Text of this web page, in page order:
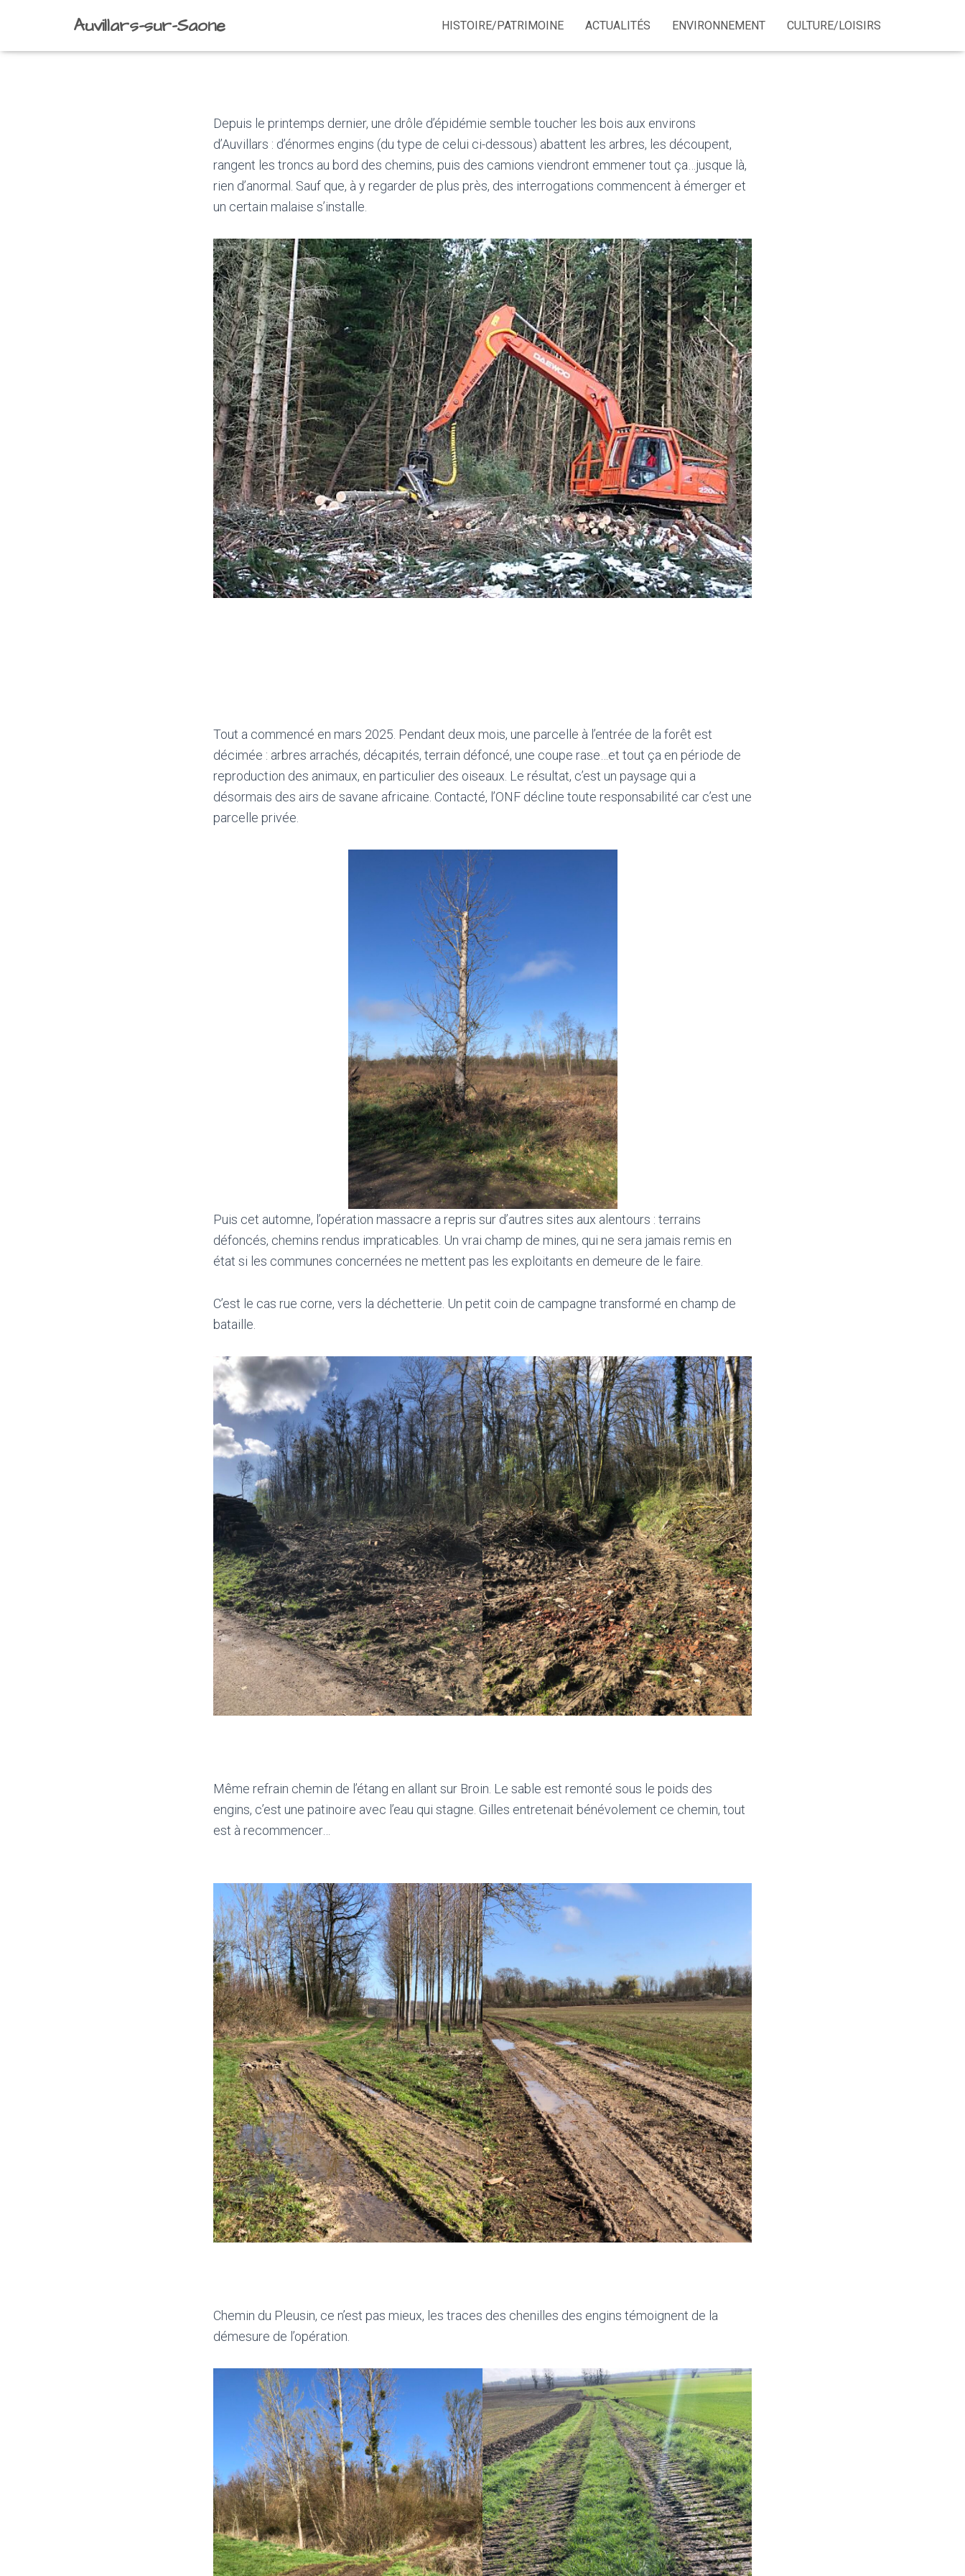
Auvillars-sur-Saone HISTOIRE/PATRIMOINE ACTUALITÉS ENVIRONNEMENT CULTURE/LOISIRS
Depuis le printemps dernier, une drôle d’épidémie semble toucher les bois aux environs
d’Auvillars : d’énormes engins (du type de celui ci-dessous) abattent les arbres, les découpent,
rangent les troncs au bord des chemins, puis des camions viendront emmener tout ça…jusque là,
rien d’anormal. Sauf que, à y regarder de plus près, des interrogations commencent à émerger et
un certain malaise s’installe.
Tout a commencé en mars 2025. Pendant deux mois, une parcelle à l’entrée de la forêt est
décimée : arbres arrachés, décapités, terrain défoncé, une coupe rase…et tout ça en période de
reproduction des animaux, en particulier des oiseaux. Le résultat, c’est un paysage qui a
désormais des airs de savane africaine. Contacté, l’ONF décline toute responsabilité car c’est une
parcelle privée.
Puis cet automne, l’opération massacre a repris sur d’autres sites aux alentours : terrains
défoncés, chemins rendus impraticables. Un vrai champ de mines, qui ne sera jamais remis en
état si les communes concernées ne mettent pas les exploitants en demeure de le faire.
C’est le cas rue corne, vers la déchetterie. Un petit coin de campagne transformé en champ de
bataille.
Même refrain chemin de l’étang en allant sur Broin. Le sable est remonté sous le poids des
engins, c’est une patinoire avec l’eau qui stagne. Gilles entretenait bénévolement ce chemin, tout
est à recommencer…
Chemin du Pleusin, ce n’est pas mieux, les traces des chenilles des engins témoignent de la
démesure de l’opération.